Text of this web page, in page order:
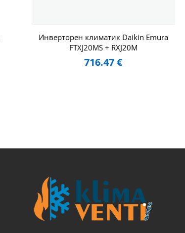
Инверторен климатик Daikin Emura
FTXJ20MS + RXJ20M
716.47€